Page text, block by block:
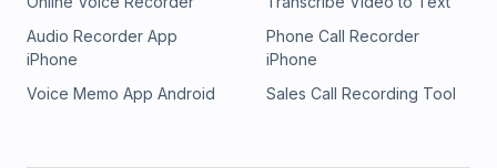
Audio Recorder App
iPhone
Phone Call Recorder
iPhone
Voice Memo App Android
Sales Call Recording Tool